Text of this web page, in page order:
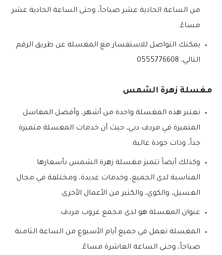
من الساعة الحادية عشر صباحاً، وحتى الساعة الحادية عشر
مساءً.
يمكنك التواصل للاستفسار مع المغسلة عن طريق الرقم
التالي، 0555776608
مغسلة زهرة الشمس
تعتبر هذه المغسلة واحدة من أشهر، وأفضل المغاسل
المتميزة في مردف دبي، حيث أن خدمات المغسلة متميزة
جداً، وذات جودة عالية.
وكذلك أيضاً تتميز مغسلة زهرة الشمس بأسعارها
المناسبة لدى الجميع، وخدمات عديدة، ومختلفة في مجال
الغسيل، والكوي، والكثير من الأعمال الأخرى.
عنوان المغسلة هو لدى مجمع غروب مردف.
المغسلة تعمل في جميع أيام الأسبوع من الساعة الثامنة
صباحاً، وحتى الساعة العاشرة مساءً.